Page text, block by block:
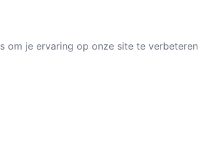
om je ervaring op onze site te verbeteren